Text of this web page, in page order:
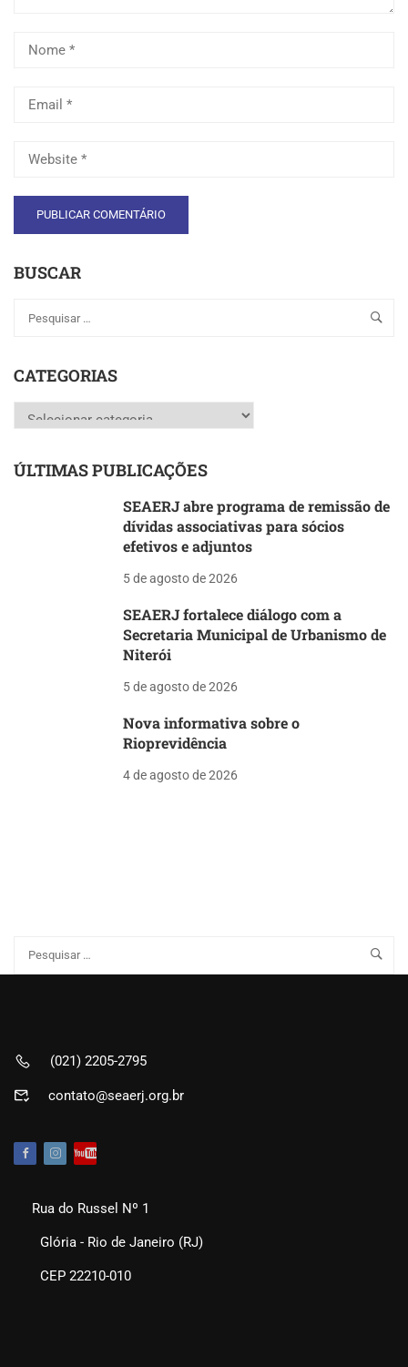
BUSCAR
CATEGORIAS
Categorias
ÚLTIMAS PUBLICAÇÕES
SEAERJ abre programa de remissão de
dívidas associativas para sócios
efetivos e adjuntos
5 de agosto de 2026
SEAERJ fortalece diálogo com a
Secretaria Municipal de Urbanismo de
Niterói
5 de agosto de 2026
Nova informativa sobre o
Rioprevidência
4 de agosto de 2026
(021) 2205-2795
contato@seaerj.org.br
Rua do Russel Nº 1
Glória - Rio de Janeiro (RJ)
CEP 22210-010